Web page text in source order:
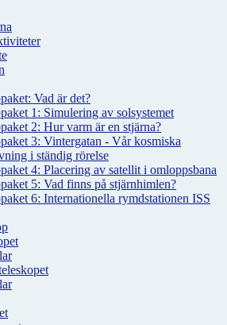
Vad är det?
1: Simulering av solsystemet
2: Hur varm är en stjärna?
3: Vintergatan - Vår kosmiska
i ständig rörelse
4: Placering av satellit i omloppsbana
5: Vad finns på stjärnhimlen?
6: Internationella rymdstationen ISS